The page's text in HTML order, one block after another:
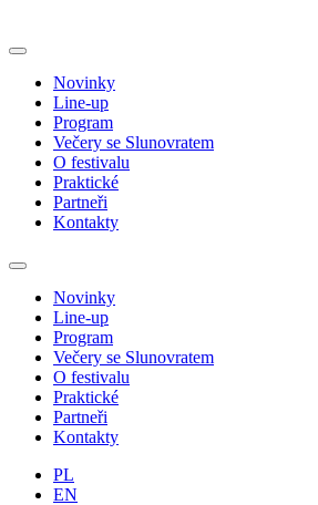
Novinky
Line-up
Program
Večery se Slunovratem
O festivalu
Praktické
Partneři
Kontakty
Novinky
Line-up
Program
Večery se Slunovratem
O festivalu
Praktické
Partneři
Kontakty
PL
EN